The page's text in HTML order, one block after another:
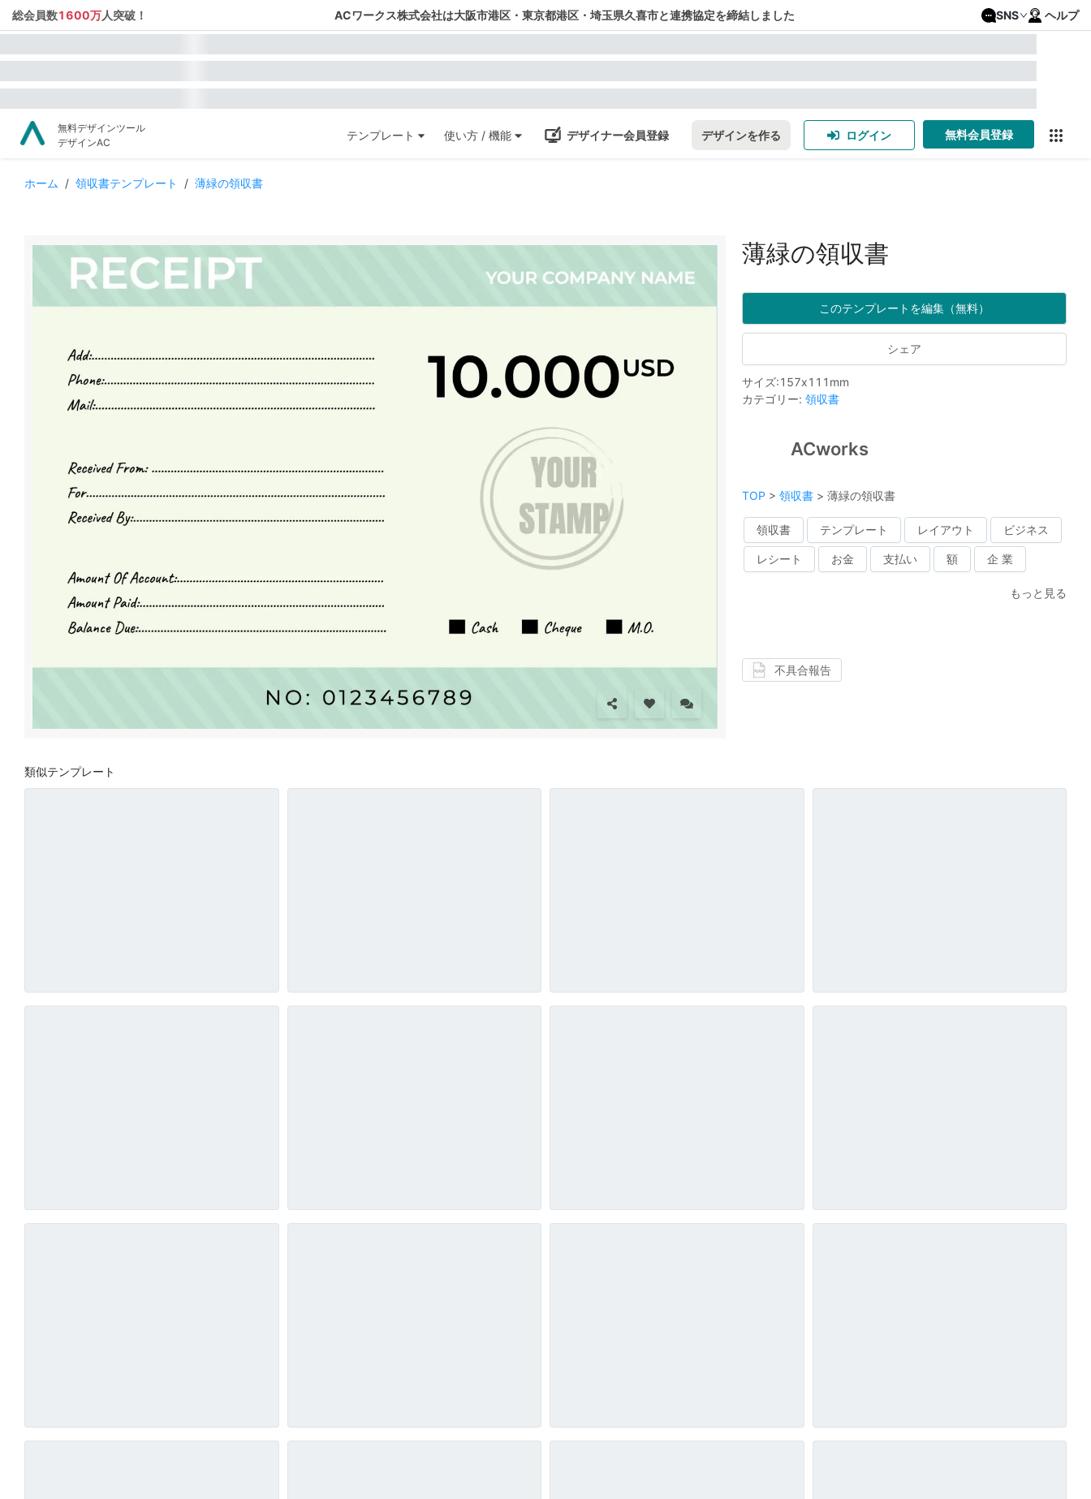
総会員数1600万人突破！ ACワークス株式会社は大阪市港区・東京都港区・埼玉県久喜市と連携協定を締結しました SNS ヘルプ
無料デザインツール
デザインAC
テンプレート 使い方 / 機能 デザイナー会員登録 デザインを作る ログイン 無料会員登録
ホーム / 領収書テンプレート / 薄緑の領収書
薄緑の領収書
このテンプレートを編集（無料）
シェア
サイズ:157x111 mm
カテゴリー: 領収書
ACworks
TOP > 領収書 > 薄緑の領収書
領収書 テンプレート レイアウト ビジネス
レシート お金 支払い 額 企 業
もっと見る
不具合報告
類似テンプレート